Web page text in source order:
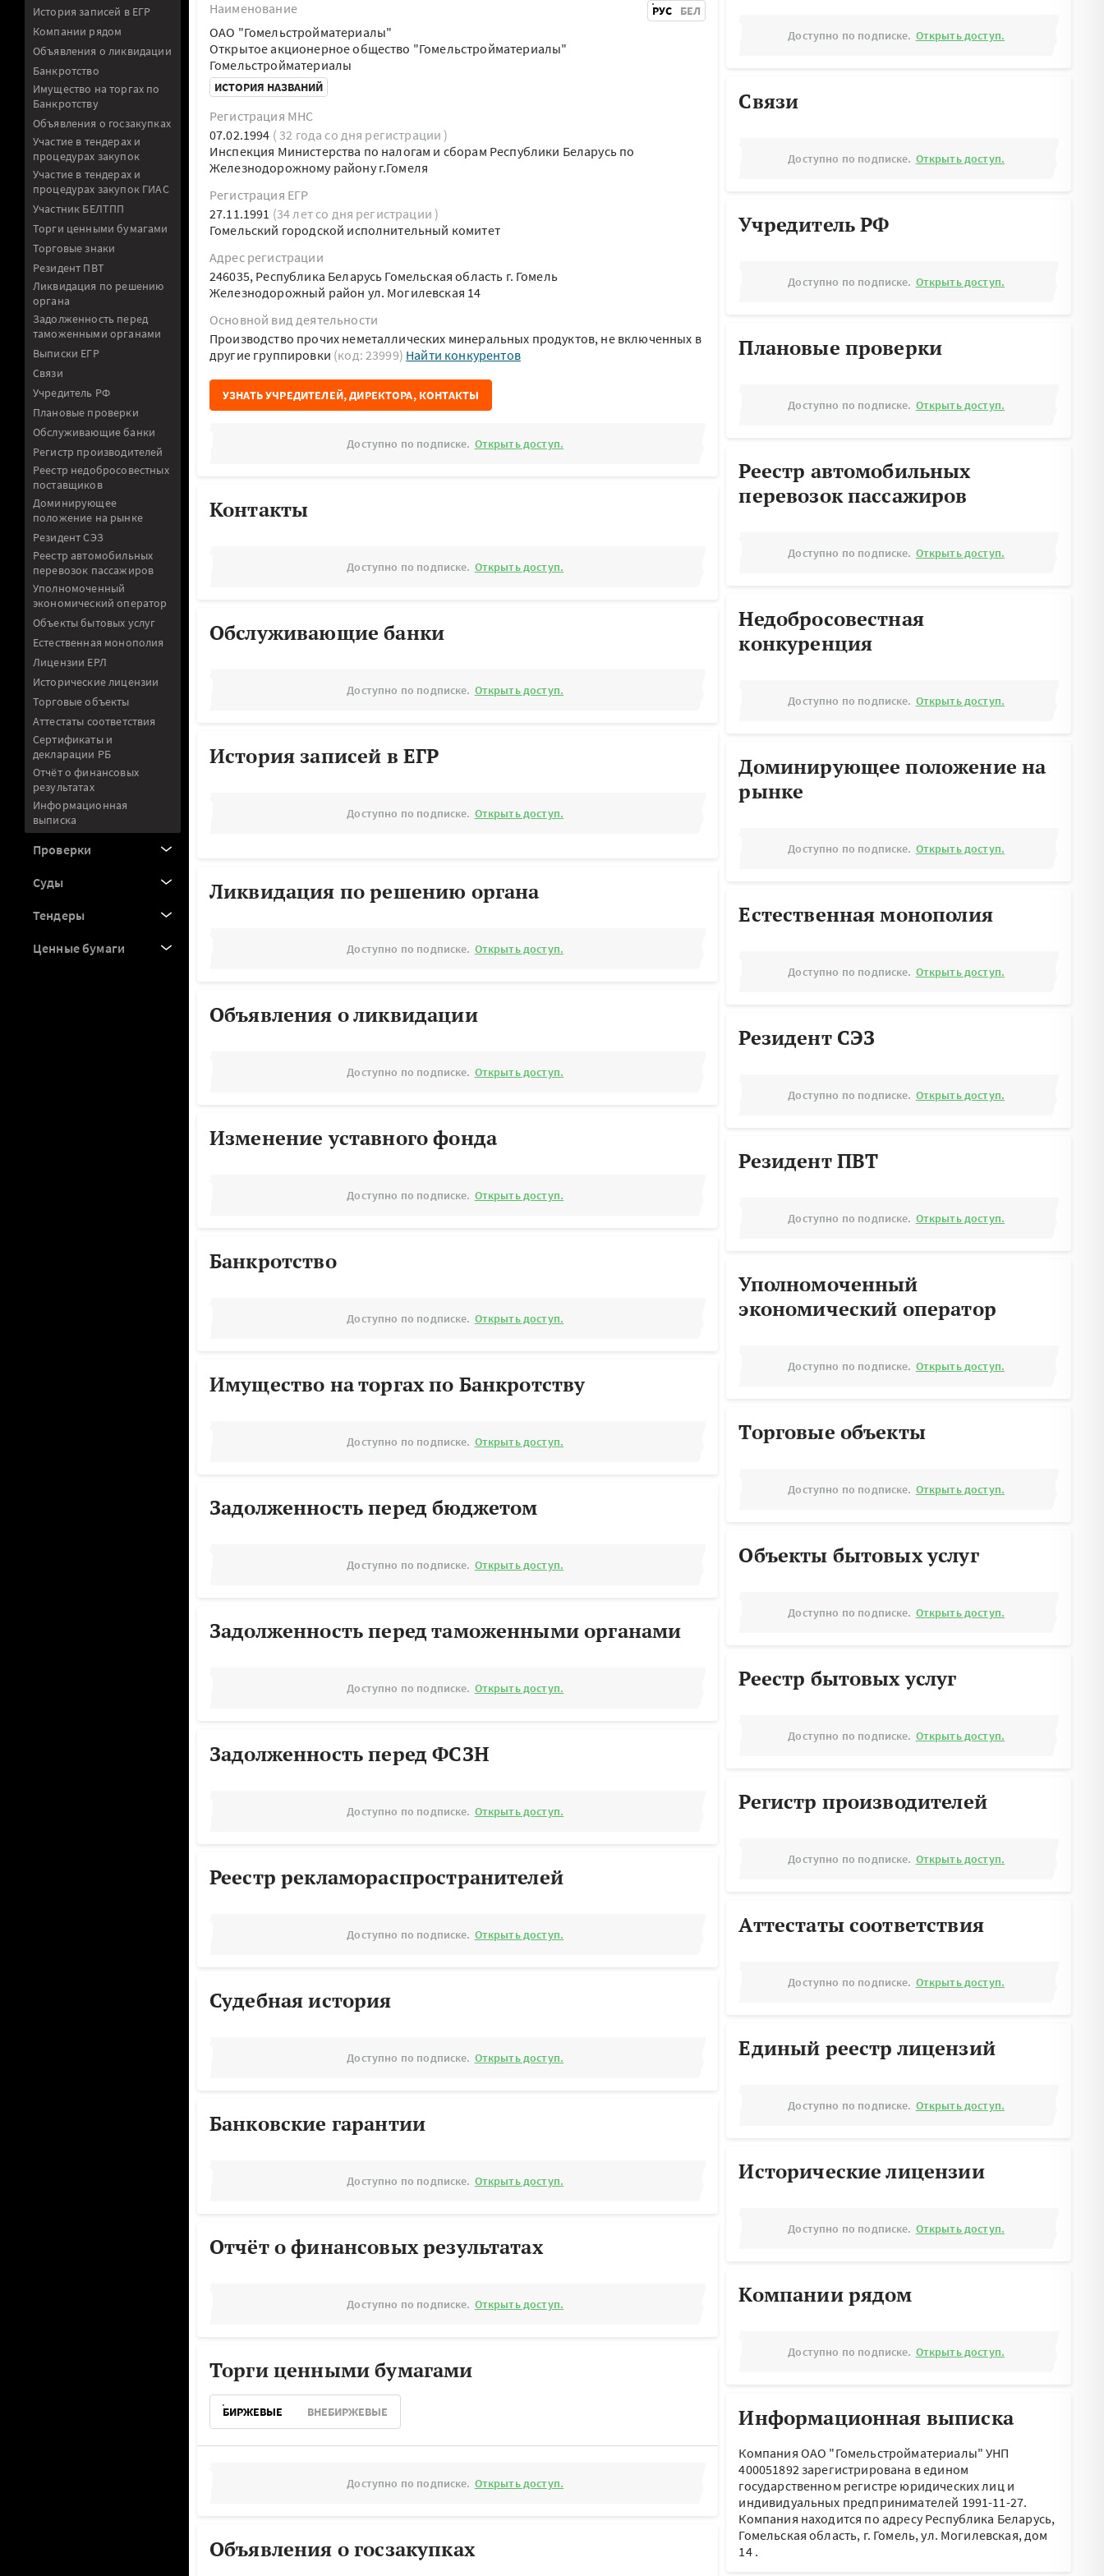
История записей в ЕГР
Компании рядом
Объявления о ликвидации
Банкротство
Имущество на торгах по
Банкротству
Объявления о госзакупках
Участие в тендерах и
процедурах закупок
Участие в тендерах и
процедурах закупок ГИАС
Участник БЕЛТПП
Торги ценными бумагами
Торговые знаки
Резидент ПВТ
Ликвидация по решению
органа
Задолженность перед
таможенными органами
Выписки ЕГР
Связи
Учредитель РФ
Плановые проверки
Обслуживающие банки
Регистр производителей
Реестр недобросовестных
поставщиков
Доминирующее
положение на рынке
Резидент СЭЗ
Реестр автомобильных
перевозок пассажиров
Уполномоченный
экономический оператор
Объекты бытовых услуг
Естественная монополия
Лицензии ЕРЛ
Исторические лицензии
Торговые объекты
Аттестаты соответствия
Сертификаты и
декларации РБ
Отчёт о финансовых
результатах
Информационная
выписка
Проверки
Суды
Тендеры
Ценные бумаги
Наименование
РУС БЕЛ
ОАО "Гомельстройматериалы"
Открытое акционерное общество "Гомельстройматериалы"
Гомельстройматериалы
ИСТОРИЯ НАЗВАНИЙ
Регистрация МНС
07.02.1994 ( 32 года со дня регистрации )
Инспекция Министерства по налогам и сборам Республики Беларусь по
Железнодорожному району г.Гомеля
Регистрация ЕГР
27.11.1991 (34 лет со дня регистрации )
Гомельский городской исполнительный комитет
Адрес регистрации
246035, Республика Беларусь Гомельская область г. Гомель
Железнодорожный район ул. Могилевская 14
Основной вид деятельности
Производство прочих неметаллических минеральных продуктов, не включенных в
другие группировки (код: 23999) Найти конкурентов
УЗНАТЬ УЧРЕДИТЕЛЕЙ, ДИРЕКТОРА, КОНТАКТЫ
Доступно по подписке. Открыть доступ.
Контакты
Доступно по подписке. Открыть доступ.
Обслуживающие банки
Доступно по подписке. Открыть доступ.
История записей в ЕГР
Доступно по подписке. Открыть доступ.
Ликвидация по решению органа
Доступно по подписке. Открыть доступ.
Объявления о ликвидации
Доступно по подписке. Открыть доступ.
Изменение уставного фонда
Доступно по подписке. Открыть доступ.
Банкротство
Доступно по подписке. Открыть доступ.
Имущество на торгах по Банкротству
Доступно по подписке. Открыть доступ.
Задолженность перед бюджетом
Доступно по подписке. Открыть доступ.
Задолженность перед таможенными органами
Доступно по подписке. Открыть доступ.
Задолженность перед ФСЗН
Доступно по подписке. Открыть доступ.
Реестр рекламораспространителей
Доступно по подписке. Открыть доступ.
Судебная история
Доступно по подписке. Открыть доступ.
Банковские гарантии
Доступно по подписке. Открыть доступ.
Отчёт о финансовых результатах
Доступно по подписке. Открыть доступ.
Торги ценными бумагами
БИРЖЕВЫЕ ВНЕБИРЖЕВЫЕ
Доступно по подписке. Открыть доступ.
Объявления о госзакупках
Доступно по подписке. Открыть доступ.
Связи
Доступно по подписке. Открыть доступ.
Учредитель РФ
Доступно по подписке. Открыть доступ.
Плановые проверки
Доступно по подписке. Открыть доступ.
Реестр автомобильных
перевозок пассажиров
Доступно по подписке. Открыть доступ.
Недобросовестная
конкуренция
Доступно по подписке. Открыть доступ.
Доминирующее положение на
рынке
Доступно по подписке. Открыть доступ.
Естественная монополия
Доступно по подписке. Открыть доступ.
Резидент СЭЗ
Доступно по подписке. Открыть доступ.
Резидент ПВТ
Доступно по подписке. Открыть доступ.
Уполномоченный
экономический оператор
Доступно по подписке. Открыть доступ.
Торговые объекты
Доступно по подписке. Открыть доступ.
Объекты бытовых услуг
Доступно по подписке. Открыть доступ.
Реестр бытовых услуг
Доступно по подписке. Открыть доступ.
Регистр производителей
Доступно по подписке. Открыть доступ.
Аттестаты соответствия
Доступно по подписке. Открыть доступ.
Единый реестр лицензий
Доступно по подписке. Открыть доступ.
Исторические лицензии
Доступно по подписке. Открыть доступ.
Компании рядом
Доступно по подписке. Открыть доступ.
Информационная выписка
Компания ОАО "Гомельстройматериалы" УНП
400051892 зарегистрирована в едином
государственном регистре юридических лиц и
индивидуальных предпринимателей 1991-11-27.
Компания находится по адресуРеспублика Беларусь,
Гомельская область, г. Гомель, ул. Могилевская, дом
14.